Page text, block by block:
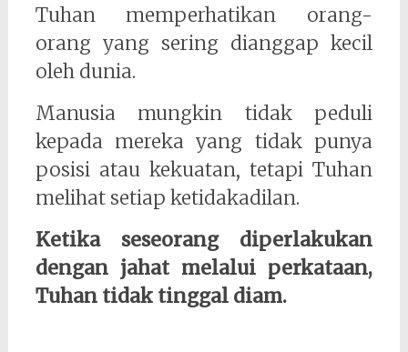
Tuhan memperhatikan orang-
orang yang sering dianggap kecil
oleh dunia.
Manusia mungkin tidak peduli
kepada mereka yang tidak punya
posisi atau kekuatan, tetapi Tuhan
melihat setiap ketidakadilan.
Ketika seseorang diperlakukan
dengan jahat melalui perkataan,
Tuhan tidak tinggal diam.